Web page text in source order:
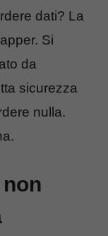
dati? La
Si
da
sicurezza
nulla.